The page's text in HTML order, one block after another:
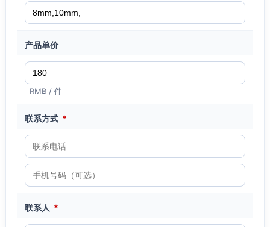
产品单价
RMB / 件
联系方式 *
联系人 *